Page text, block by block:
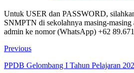
Untuk USER dan PASSWORD,
SNMPTN di sekolahnya masing-masing
admin ke nomor (WhatsApp) +62
Previous
PPDB Gelombang I Tahun Pelajaran